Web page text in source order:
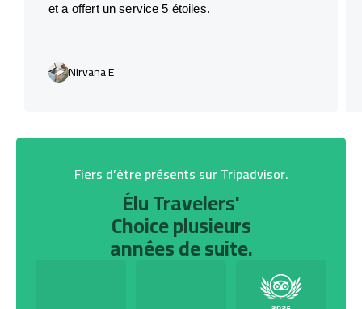
et a offert un service 5 étoiles.
Nirvana E
Fiers d’être présents sur Tripadvisor.
Élu Travelers'
Choice plusieurs
années de suite.